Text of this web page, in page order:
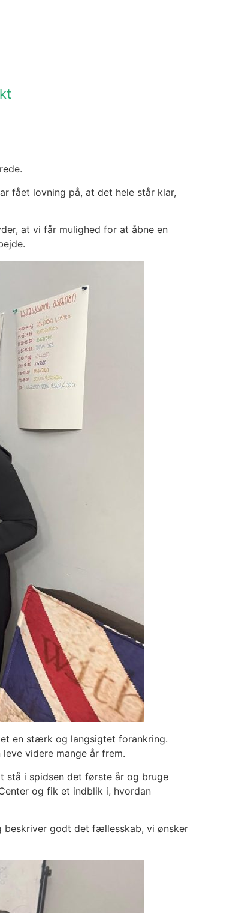
fået lovning på, at det hele står klar,
at vi får mulighed for at åbne en
en stærk og langsigtet forankring.
videre mange år frem.
stå i spidsen det første år og bruge
og fik et indblik i, hvordan
beskriver godt det fællesskab, vi ønsker